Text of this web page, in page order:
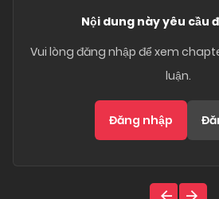
Nội dung này yêu cầu
Vui lòng đăng nhập để xem
luận.
Đăng nhập